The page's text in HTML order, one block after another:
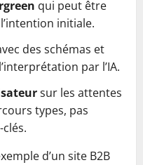
qui peut être
initiale.
des schémas et
par l’IA.
sur les attentes
types, pas
d’un site B2B